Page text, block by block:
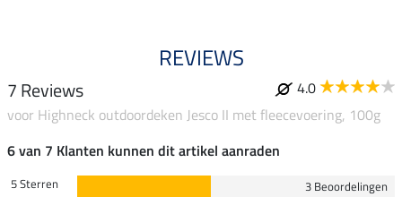
REVIEWS
7 Reviews
4.0
voor Highneck outdoordeken Jesco II met fleecevoering, 100g
6 van 7 Klanten kunnen dit artikel aanraden
5 Sterren
3 Beoordelingen